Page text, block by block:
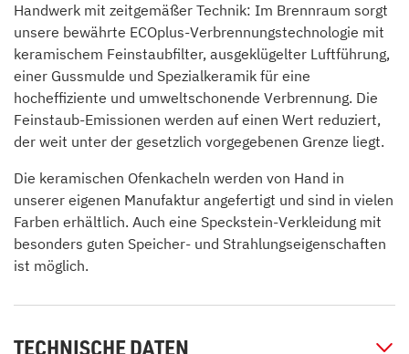
Handwerk mit zeitgemäßer Technik: Im Brennraum sorgt
unsere bewährte ECOplus-Verbrennungstechnologie mit
keramischem Feinstaubfilter, ausgeklügelter Luftführung,
einer Gussmulde und Spezialkeramik für eine
hocheffiziente und umweltschonende Verbrennung. Die
Feinstaub-Emissionen werden auf einen Wert reduziert,
der weit unter der gesetzlich vorgegebenen Grenze liegt.
Die keramischen Ofenkacheln werden von Hand in
unserer eigenen Manufaktur angefertigt und sind in vielen
Farben erhältlich. Auch eine Speckstein-Verkleidung mit
besonders guten Speicher- und Strahlungseigenschaften
ist möglich.
TECHNISCHE DATEN